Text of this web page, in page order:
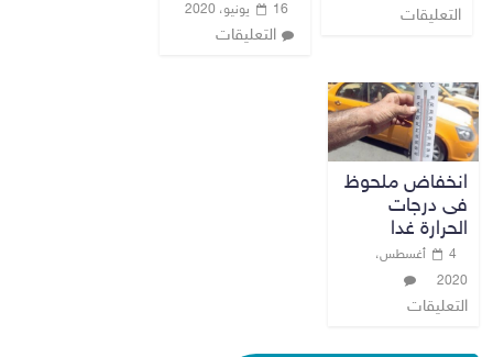
التعليقات 16 يونيو، 2020
التعليقات
انخفاض ملحوظ
فى درجات
الحرارة غدا
4 أغسطس،
2020
التعليقات